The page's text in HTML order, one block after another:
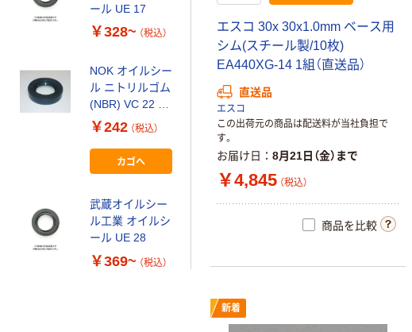
エスコ 30x 30x1.0mm ベース用
シム(スチール製/10枚)
EA440XG-14 1組（直送品）
直送品
エスコ
この出荷元の商品は配送料が当社負担で
す。
お届け日 8月21日（金）まで
￥4,845 （税込）
商品を比較
新着
ール UE 17
￥328~ （税込）
NOK オイルシー
ル ニトリルゴム
(NBR) VC 22 34
5 1個 62-3010-
￥242 （税込）
カゴへ
武蔵オイルシー
ル工業 オイルシ
ール UE 28
￥369~ （税込）